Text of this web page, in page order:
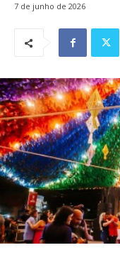
7 de junho de 2026